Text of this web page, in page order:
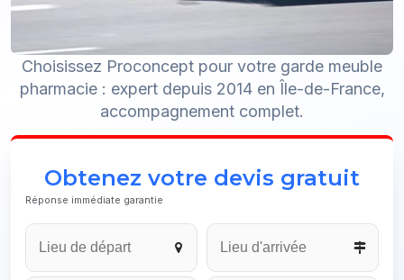
Choisissez Proconcept pour votre garde meuble
pharmacie : expert depuis 2014 en Île-de-France,
accompagnement complet.
Obtenez votre devis gratuit
Réponse immédiate garantie